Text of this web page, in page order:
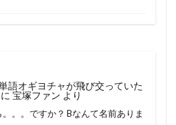
語オギヨチャが飛び交っていた
に 宝塚ファン より
。。ですか？ Bなんて名前ありま